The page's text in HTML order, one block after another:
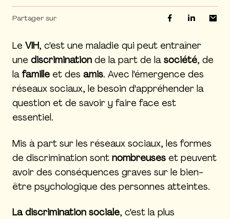
Partager sur
Le VIH, c'est une maladie qui peut entraîner
une discrimination de la part de la société, de
la famille et des amis. Avec l'émergence des
réseaux sociaux, le besoin d'appréhender la
question et de savoir y faire face est
essentiel.
Mis à part sur les réseaux sociaux, les formes
de discrimination sont nombreuses et peuvent
avoir des conséquences graves sur le bien-
être psychologique des personnes atteintes.
La discrimination sociale, c'est la plus